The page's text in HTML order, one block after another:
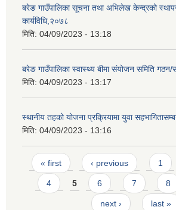
बरेङ गाउँपालिका सूचना तथा अभिलेख केन्द्रको
कार्यविधि,२०७८
मिति: 04/09/2023 - 13:18
बरेङ गाउँपालिका स्वास्थ्य बीमा संयोजन समिति
मिति: 04/09/2023 - 13:17
स्थानीय तहको योजना प्रक्रियामा युवा
मिति: 04/09/2023 - 13:16
Pages
« first ‹ previous 1
4 5 6 7 8
next › last »